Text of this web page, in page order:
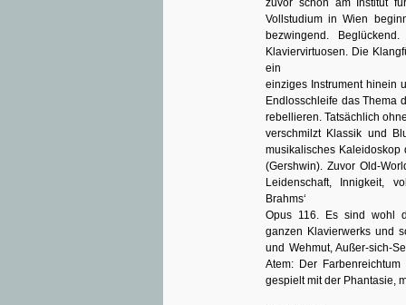
zuvor schon am Institut
Vollstudium in Wien
bezwingend.
Klaviervirtuosen. Die
ein
einziges Instrument hinein
Endlosschleife das Thema
rebellieren. Tatsächlich
verschmilzt Klassik und
musikalisches Kaleidoskop
(Gershwin). Zuvor Old-
Leidenschaft, Innigkeit,
Brahms‘
Opus 116. Es sind wohl
ganzen Klavierwerks und
und Wehmut, Außer-sich-
Atem: Der
gespielt mit der Phantasie,